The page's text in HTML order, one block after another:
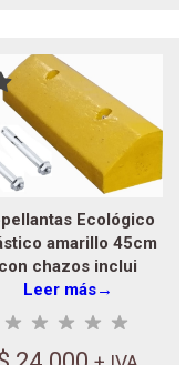
Ecológico
amarillo 45cm
con chazos inclui
Leer más→